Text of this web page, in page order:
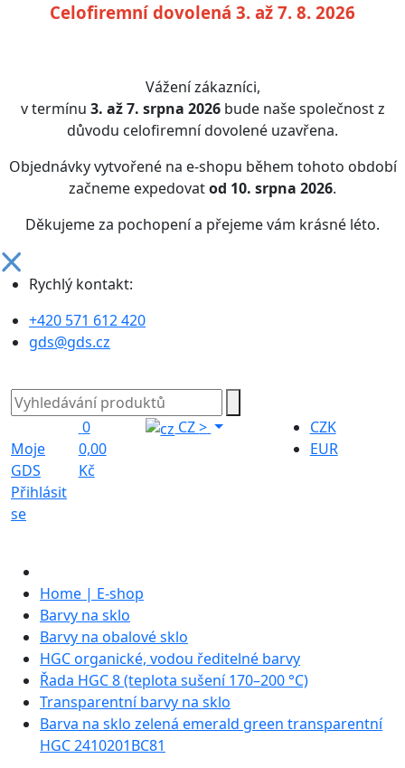
Celofiremní dovolená 3. až 7. 8. 2026
Vážení zákazníci,
v termínu 3. až 7. srpna 2026bude naše společnost z
důvodu celofiremní dovolené uzavřena.
Objednávky vytvořené na e-shopu během tohoto období
začneme expedovatod 10. srpna 2026.
Děkujeme za pochopení a přejeme vám krásné léto.
Rychlý kontakt:
+420 571 612 420
gds@gds.cz
Moje
GDS
Přihlásit
se
0
0,00
Kč
CZ>
CZK
EUR
Home | E-shop
Barvy na sklo
Barvy na obalové sklo
HGC organické, vodou ředitelné barvy
Řada HGC 8 (teplota sušení 170–200 °C)
Transparentní barvy na sklo
Barva na sklo zelená emerald green transparentní
HGC 2410201BC81